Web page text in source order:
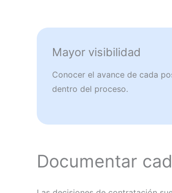
Mayor visibilidad
Conocer el avance de cada
dentro del proceso.
Documentar